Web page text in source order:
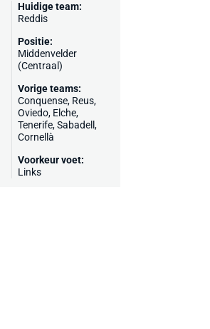
Huidige team:
Reddis
Positie:
Middenvelder
(Centraal)
Vorige teams:
Conquense, Reus,
Oviedo, Elche,
Tenerife,Sabadell ,
Cornellà
Voorkeur voet:
Links